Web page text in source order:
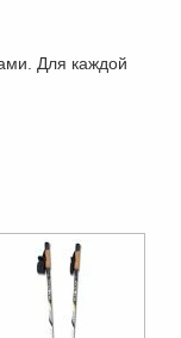
Для каждой